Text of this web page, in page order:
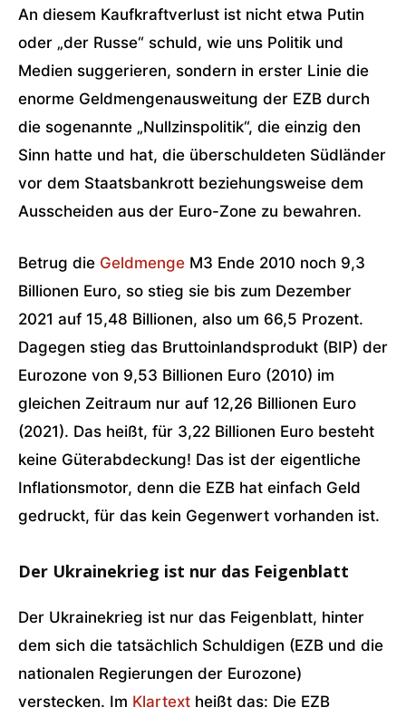
An diesem Kaufkraftverlust ist nicht etwa Putin
oder „der Russe“ schuld, wie uns Politik und
Medien suggerieren, sondern in erster Linie die
enorme Geldmengenausweitung der EZB durch
die sogenannte „Nullzinspolitik“, die einzig den
Sinn hatte und hat, die überschuldeten Südländer
vor dem Staatsbankrott beziehungsweise dem
Ausscheiden aus der Euro-Zone zu bewahren.
Betrug die Geldmenge M3 Ende 2010 noch 9,3
Billionen Euro, so stieg sie bis zum Dezember
2021 auf 15,48 Billionen, also um 66,5 Prozent.
Dagegen stieg das Bruttoinlandsprodukt (BIP) der
Eurozone von 9,53 Billionen Euro (2010) im
gleichen Zeitraum nur auf 12,26 Billionen Euro
(2021). Das heißt, für 3,22 Billionen Euro besteht
keine Güterabdeckung! Das ist der eigentliche
Inflationsmotor, denn die EZB hat einfach Geld
gedruckt, für das kein Gegenwert vorhanden ist.
Der Ukrainekrieg ist nur das Feigenblatt
Der Ukrainekrieg ist nur das Feigenblatt, hinter
dem sich die tatsächlich Schuldigen (EZB und die
nationalen Regierungen der Eurozone)
verstecken. Im Klartext heißt das: Die EZB